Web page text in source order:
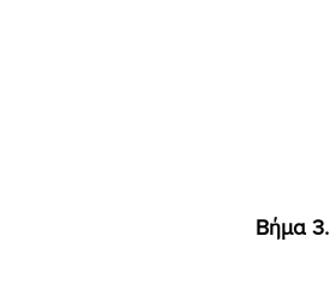
Βήμα 3.